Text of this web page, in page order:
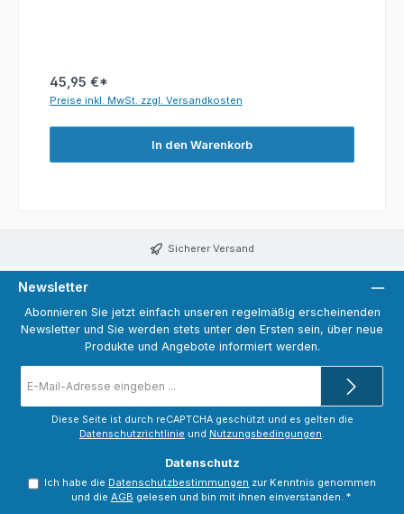
45,95 €*
Preise inkl. MwSt. zzgl. Versandkosten
In den Warenkorb
Sicherer Versand
Newsletter
Abonnieren Sie jetzt einfach unseren regelmäßig erscheinenden
Newsletter und Sie werden stets unter den Ersten sein, über neue
Produkte und Angebote informiert werden.
Mail-
Adresse
Diese Seite ist durch reCAPTCHA geschützt und es gelten die
Datenschutzrichtlinie und Nutzungsbedingungen.
Datenschutz
Ich habe die Datenschutzbestimmungen zur Kenntnis genommen
und die AGB gelesen und bin mit ihnen einverstanden. *